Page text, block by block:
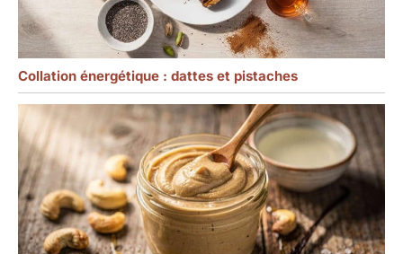
Collation énergétique : dattes et pistaches